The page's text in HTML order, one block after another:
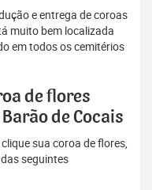
e entrega de coroas
muito bem localizada
em todos os cemitérios
de flores
de Cocais
sua coroa de flores,
seguintes